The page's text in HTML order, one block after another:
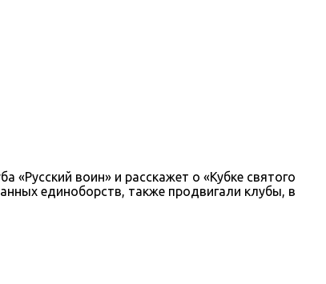
воин» и расскажет о «Кубке святого
единоборств, также продвигали клубы, в